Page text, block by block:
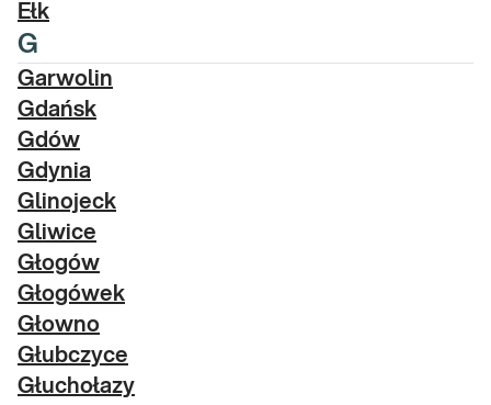
Ełk
G
Garwolin
Gdańsk
Gdów
Gdynia
Glinojeck
Gliwice
Głogów
Głogówek
Głowno
Głubczyce
Głuchołazy